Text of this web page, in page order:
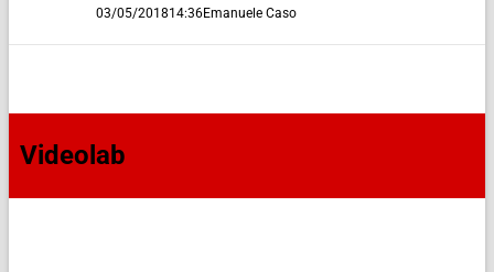
03/05/201814:36Emanuele Caso
Videolab